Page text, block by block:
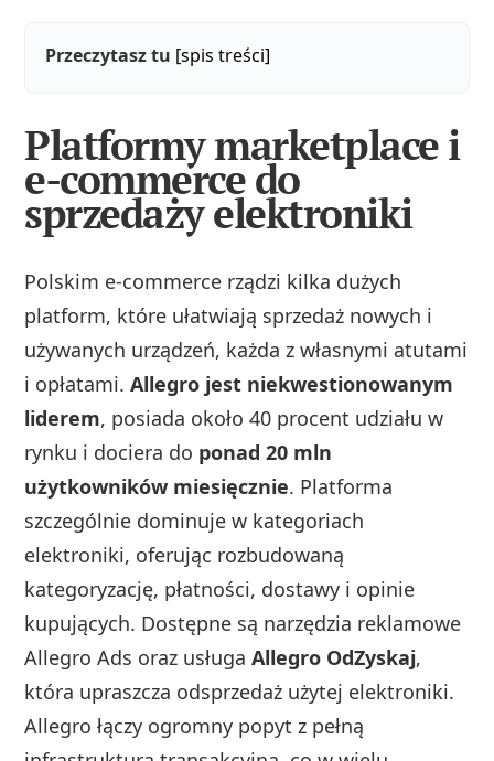
Przeczytasz tu [spis treści]
Platformy marketplace i
e-commerce do
sprzedaży elektroniki
Polskim e‑commerce rządzi kilka dużych
platform, które ułatwiają sprzedaż nowych i
używanych urządzeń, każda z własnymi atutami
i opłatami.Allegro jest niekwestionowanym
liderem, posiada około 40 procent udziału w
rynku i dociera do ponad 20 mln
użytkowników miesięcznie. Platforma
szczególnie dominuje w kategoriach
elektroniki, oferując rozbudowaną
kategoryzację, płatności, dostawy i opinie
kupujących. Dostępne są narzędzia reklamowe
Allegro Ads oraz usługaAllegro OdZyskaj,
która upraszcza odsprzedaż użytej elektroniki.
Allegro łączy ogromny popyt z pełną